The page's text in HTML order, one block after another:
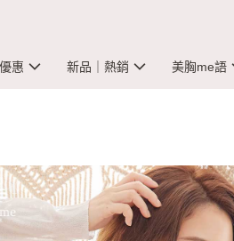
惠 新品｜熱銷 美胸me語